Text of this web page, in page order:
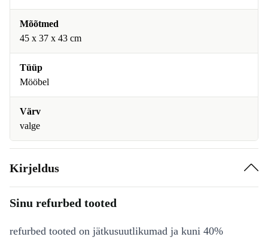
Mõõtmed
45 x 37 x 43 cm
Tüüp
Mööbel
Värv
valge
Kirjeldus
Sinu refurbed tooted
refurbed tooted on jätkusuutlikumad ja kuni 40%